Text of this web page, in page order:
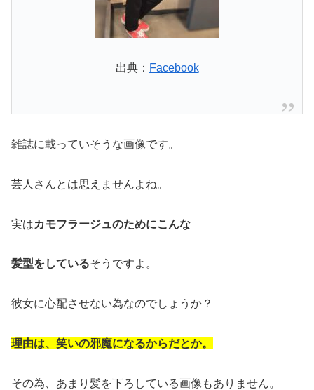
出典： Facebook
雑誌に載っていそうな画像です。
芸人さんとは思えませんよね。
実はカモフラージュのためにこんな
髪型をしているそうですよ。
彼女に心配させない為なのでしょうか？
理由は、笑いの邪魔になるからだとか。
その為、あまり髪を下ろしている画像もありません。